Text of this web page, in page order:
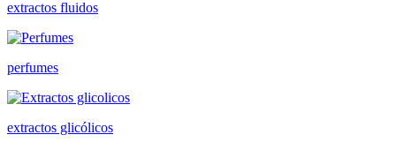
extractos fluidos
perfumes
extractos glicólicos